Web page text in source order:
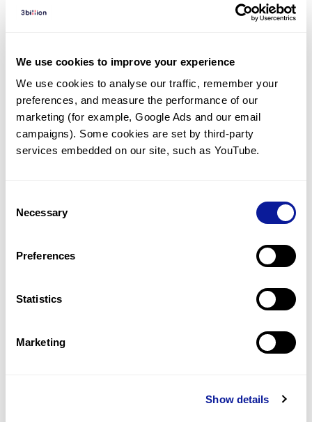
We use cookies to improve your experience
We use cookies to analyse our traffic, remember your
preferences, and measure the performance of our
marketing (for example, Google Ads and our email
campaigns). Some cookies are set by third-party
services embedded on our site, such as YouTube.
Selection
Necessary
Preferences
Statistics
Marketing
Show details
임상유전학팀과 소통
궁금한 점을 임상유전학팀과 직접 논의 할 수 있습니다.
문의하기
미진단된 경우에 재분석을 통해 후속 케어를 받을 수 있습니다.
최신 유전학 정보 제공
블로그와 뉴스레터를 통해 최신 유전학 정보를 제공해 드립니다.
쓰리빌리언은 유전자 진단에 필요한 여러 기술의 개발과 도입에 힘쓰고 있습니